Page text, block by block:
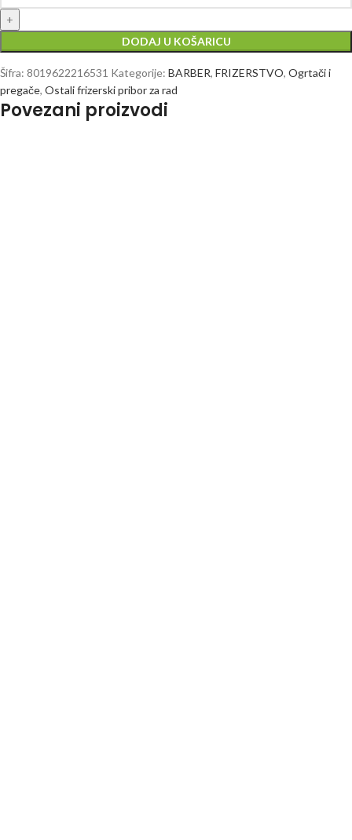
DODAJ U KOŠARICU
Šifra: 8019622216531 Kategorije: BARBER, FRIZERSTVO, Ogrtači i
pregače, Ostali frizerski pribor za rad
Povezani proizvodi